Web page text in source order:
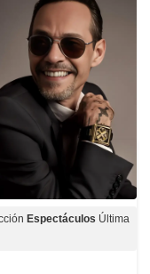
Espectáculos Última